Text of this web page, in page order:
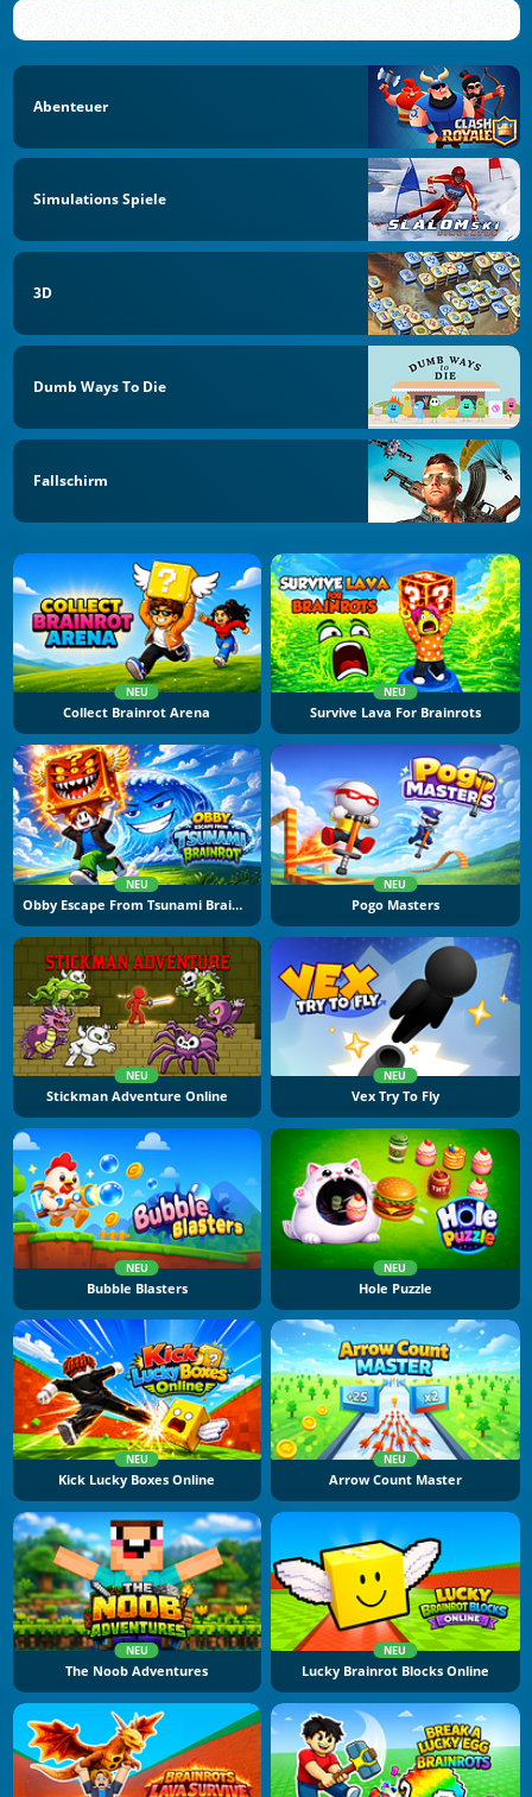
Abenteuer
Simulations Spiele
3D
Dumb Ways To Die
Fallschirm
NEU
Collect Brainrot Arena
NEU
Survive Lava For Brainrots
NEU
Obby Escape From Tsunami Brainrot
NEU
Pogo Masters
NEU
Stickman Adventure Online
NEU
Vex Try To Fly
NEU
Bubble Blasters
NEU
Hole Puzzle
NEU
Kick Lucky Boxes Online
NEU
Arrow Count Master
NEU
The Noob Adventures
NEU
Lucky Brainrot Blocks Online